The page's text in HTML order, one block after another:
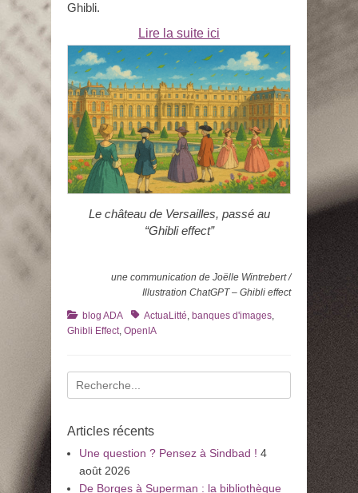
Ghibli.
Lire la suite ici
Le château de Versailles, passé au
“Ghibli effect”
une communication de Joëlle Wintrebert /
Illustration ChatGPT – Ghibli effect
Catégories
blog ADA TagsActuaLitté, banques d'images,
Ghibli Effect, OpenIA
Recherche
pour
Articles récents
Une question ? Pensez à Sindbad ! 4
août 2026
De Borges à Superman : la bibliothèque